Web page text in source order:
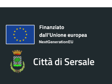
Città di Sersale